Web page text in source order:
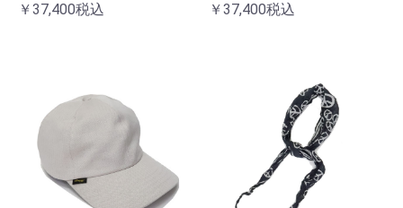
￥37,400税込 ￥37,400税込